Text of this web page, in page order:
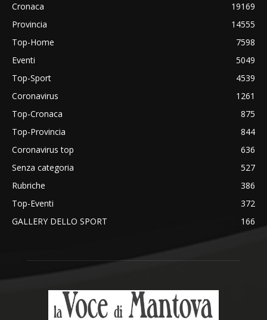
Cronaca
19169
Provincia
14555
Top-Home
7598
Eventi
5049
Top-Sport
4539
Coronavirus
1261
Top-Cronaca
875
Top-Provincia
844
Coronavirus top
636
Senza categoria
527
Rubriche
386
Top-Eventi
372
GALLERY DELLO SPORT
166